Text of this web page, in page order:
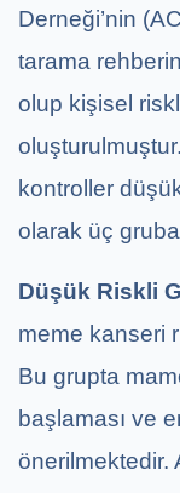
Derneği’nin
tarama
olup kişisel
kontroller
olarak üç gruba
Düşük Riskli
meme kanseri
Bu grupta
başlaması ve
önerilmektedir.